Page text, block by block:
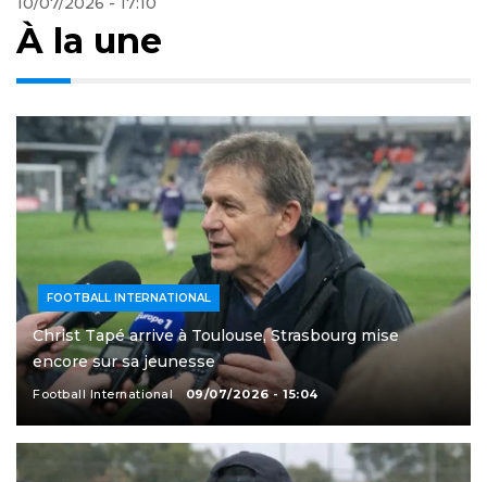
À la une
FOOTBALL INTERNATIONAL
Christ Tapé arrive à Toulouse, Strasbourg mise
encore sur sa jeunesse
Football International 09/07/2026 - 15:04